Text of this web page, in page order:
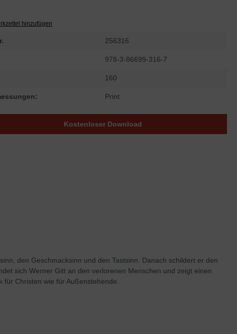
hinzufügen
256316
978-3-86699-316-7
160
Print
Kostenloser Download
den Geschmacksinn und den Tastsinn. Danach schildert er den
sich Werner Gitt an den verlorenen Menschen und zeigt einen
Christen wie für Außenstehende.